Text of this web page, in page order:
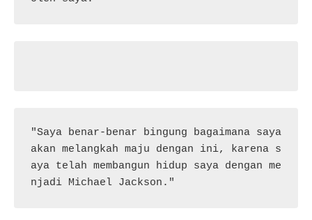
"Saya benar-benar bingung bagaimana saya
akan melangkah maju dengan ini, karena s
aya telah membangun hidup saya dengan me
njadi Michael Jackson."